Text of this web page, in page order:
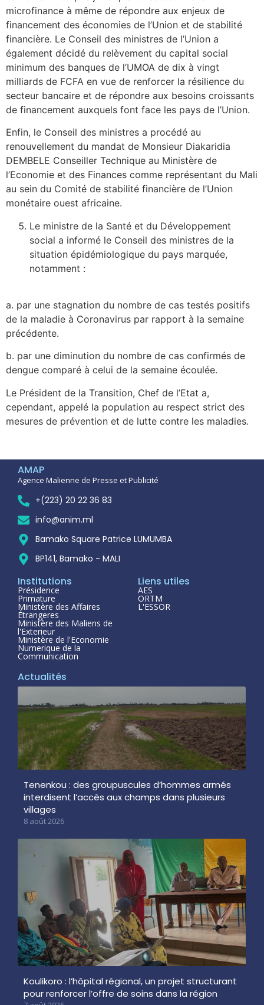
microfinance à même de répondre aux enjeux de
financement des économies de l’Union et de stabilité
financière. Le Conseil des ministres de l’Union a
également décidé du relèvement du capital social
minimum des banques de l’UMOA de dix à vingt
milliards de FCFA en vue de renforcer la résilience du
secteur bancaire et de répondre aux besoins croissants
de financement auxquels font face les pays de l’Union.
Enfin, le Conseil des ministres a procédé au
renouvellement du mandat de Monsieur Diakaridia
DEMBELE Conseiller Technique au Ministère de
l’Economie et des Finances comme représentant du Mali
au sein du Comité de stabilité financière de l’Union
monétaire ouest africaine.
Le ministre de la Santé et du Développement
social a informé le Conseil des ministres de la
situation épidémiologique du pays marquée,
notamment :
a. par une stagnation du nombre de cas testés positifs
de la maladie à Coronavirus par rapport à la semaine
précédente.
b. par une diminution du nombre de cas confirmés de
dengue comparé à celui de la semaine écoulée.
Le Président de la Transition, Chef de l’Etat a,
cependant, appelé la population au respect strict des
mesures de prévention et de lutte contre les maladies.
AMAP
Agence Malienne de Presse et Publicité
+(223) 20 22 36 83
info@anim.ml
Bamako Square Patrice LUMUMBA
BP141, Bamako - MALI
Institutions
Présidence
Primature
Ministère des Affaires
Étrangeres
Ministère des Maliens de
l'Exterieur
Ministère de l'Economie
Numerique de la
Communication
Liens utiles
AES
ORTM
L'ESSOR
Actualités
Tenenkou : des groupuscules d’hommes armés
interdisent l’accès aux champs dans plusieurs
villages
8 août 2026
Koulikoro : l’hôpital régional, un projet structurant
pour renforcer l’offre de soins dans la région